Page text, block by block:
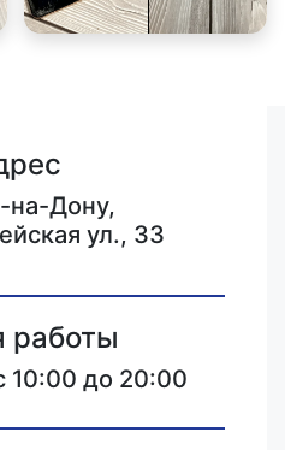
на-Дону,
ул., 33
работы
10:00 до 20:00